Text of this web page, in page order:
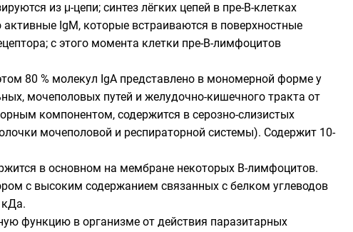
из μ-цепи; синтез лёгких цепей в пре-B-клетках
IgM, которые встраиваются в поверхностные
с этого момента клетки пре-B-лимфоцитов
80 % молекул IgA представлено в мономерной форме у
мочеполовых путей и желудочно-кишечного тракта от
компонентом, содержится в серозно-слизистых
мочеполовой и респираторной системы). Содержит 10-
в основном на мембране некоторых В-лимфоцитов.
с высоким содержанием связанных с белком углеводов
функцию в организме от действия паразитарных